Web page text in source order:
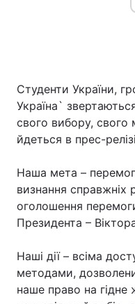
Студенти України,
Україна`
свого вибору, свого
йдеться в прес-
Наша мета –
визнання справжніх
оголошення
Президента –
Наші дії – всіма
методами,
наше право на